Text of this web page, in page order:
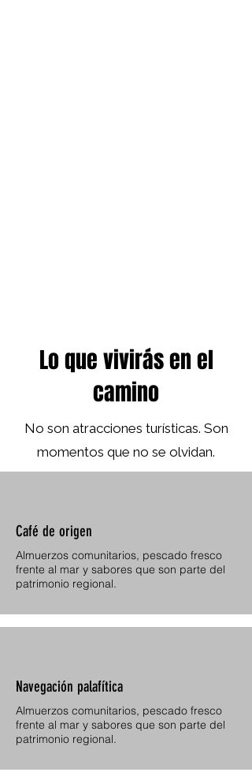
Lo que vivirás en el
camino
No son atracciones turísticas. Son
momentos que no se olvidan.
Café de origen
Almuerzos comunitarios, pescado fresco
frente al mar y sabores que son parte del
patrimonio regional.
Navegación palafítica
Almuerzos comunitarios, pescado fresco
frente al mar y sabores que son parte del
patrimonio regional.